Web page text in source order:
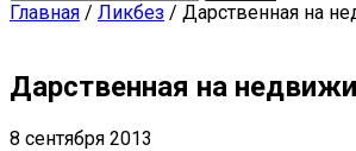
Главная / Ликбез / Дарственная на
Дарственная на
8 сентября 2013